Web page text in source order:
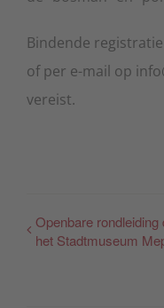
Bindende
of per e-mail op
vereist.
Openbare rondleiding
het Stadtmuseum